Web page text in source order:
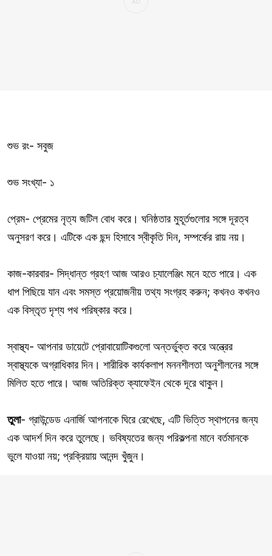
শুভ রং- সবুজ
শুভ সংখ্যা- ১
প্রেম- প্রেমের নৃত্য জটিল বোধ করে। ঘনিষ্ঠতার মুহূর্তগুলোর সঙ্গে দূরত্ব
অনুসরণ করে। এটিকে এক ছন্দ হিসাবে স্বীকৃতি দিন, সম্পর্কের রায় নয়।
কাজ-কারবার- সিদ্ধান্ত গ্রহণ আজ আরও চ্যালেঞ্জিং মনে হতে পারে। এক
ধাপ পিছিয়ে যান এবং সমস্ত প্রয়োজনীয় তথ্য সংগ্রহ করুন; কখনও কখনও
এক বিস্তৃত দৃশ্য পথ পরিষ্কার করে।
স্বাস্থ্য- আপনার ডায়েটে প্রোবায়োটিকগুলো অন্তর্ভুক্ত করে অন্ত্রের
স্বাস্থ্যকে অগ্রাধিকার দিন। শারীরিক কার্যকলাপ মননশীলতা অনুশীলনের সঙ্গে
মিলিত হতে পারে। আজ অতিরিক্ত ক্যাফেইন থেকে দূরে থাকুন।
তুলা- গ্রাউন্ডেড এনার্জি আপনাকে ঘিরে রেখেছে, এটি ভিত্তি স্থাপনের জন্য
এক আদর্শ দিন করে তুলেছে। ভবিষ্যতের জন্য পরিকল্পনা মানে বর্তমানকে
ভুলে যাওয়া নয়; প্রক্রিয়ায় আনন্দ খুঁজুন।